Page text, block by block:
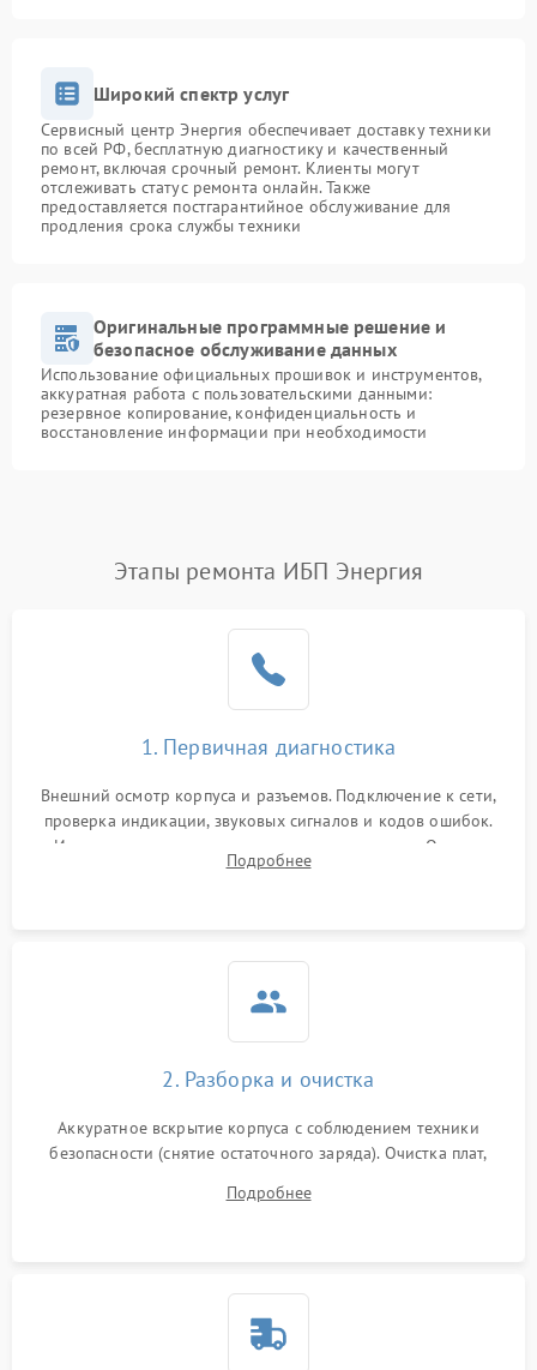
Широкий спектр услуг
Сервисный центр Энергия обеспечивает доставку техники
по всей РФ, бесплатную диагностику и качественный
ремонт, включая срочный ремонт. Клиенты могут
отслеживать статус ремонта онлайн. Также
предоставляется постгарантийное обслуживание для
продления срока службы техники
Оригинальные программные решение и
безопасное обслуживание данных
Использование официальных прошивок и инструментов,
аккуратная работа с пользовательскими данными:
резервное копирование, конфиденциальность и
восстановление информации при необходимости
Этапы ремонта ИБП Энергия
1. Первичная диагностика
Внешний осмотр корпуса и разъемов. Подключение к сети,
проверка индикации, звуковых сигналов и кодов ошибок.
Измерение входного и выходного напряжения. Оценка
реакции ИБП на отключение основного питания без
Подробнее
2. Разборка и очистка
Аккуратное вскрытие корпуса с соблюдением техники
безопасности (снятие остаточного заряда). Очистка плат,
и кистей для предотвращения перегрева и замыканий.
Подробнее